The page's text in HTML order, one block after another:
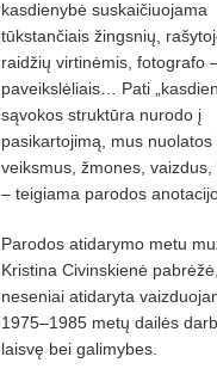
kasdienybė suskaičiuojama
tūkstančiais žingsnių,
raidžių virtinėmis, fotografo
paveikslėliais… Pati
sąvokos struktūra nurodo į
pasikartojimą, mus nuolatos
veiksmus, žmones, vaizdus,
– teigiama parodos
Parodos atidarymo metu
Kristina Civinskienė
neseniai atidaryta
1975–1985 metų dailės
laisvę bei galimybes.